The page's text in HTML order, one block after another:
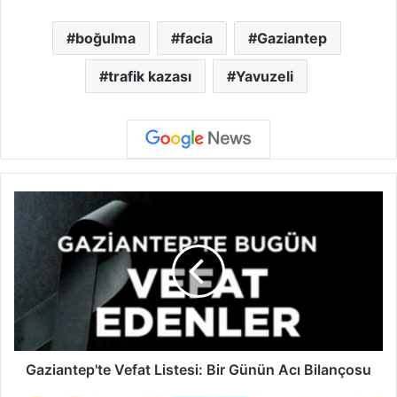
boğulma facia Gaziantep
trafik kazası Yavuzeli
p
Gaziantep'te Vefat Listesi: Bir Günün Acı Bilançosu